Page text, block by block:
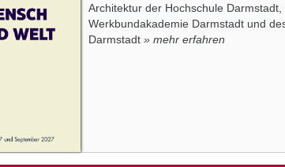
Architektur der Hochschule Darmstadt,
Werkbundakademie Darmstadt und
Darmstadt » mehr erfahren